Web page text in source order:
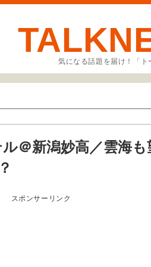
気になる話題を届け！「ト
ル＠新潟妙高／雲海
スポンサーリンク